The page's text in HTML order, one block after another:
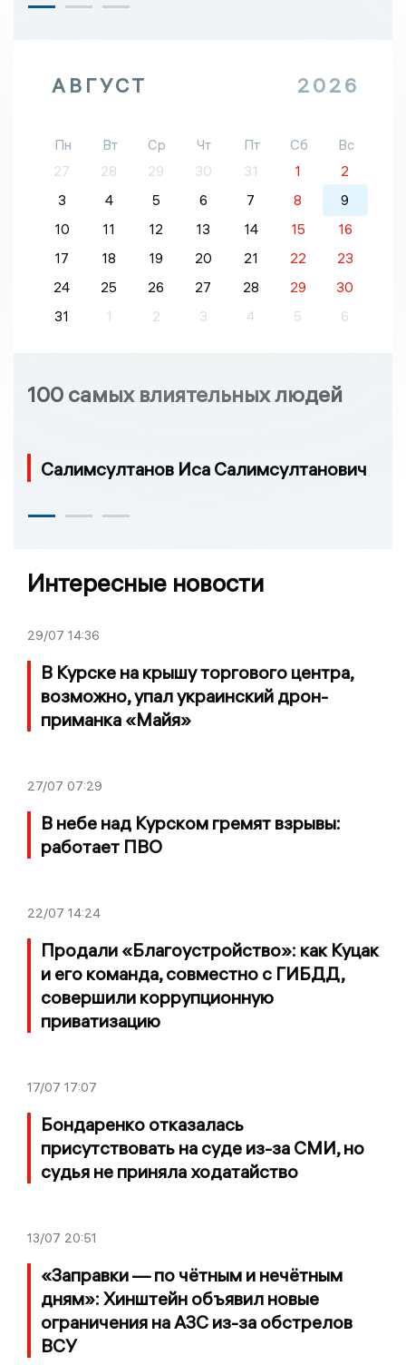
АВГУСТ 2026
Пн Вт Ср Чт Пт Сб
Вс
27
28 29 30 31 1
2
3
4 5 6 7 8
9
10
11 12 13 14 15
16
17
18 19 20 21 22
23
24
25 26 27 28 29
30
31
1 2 3 4 5 6
100 самых влиятельных людей
Салимсултанов Иса Салимсултанович
Интересные новости
29/07 14:36
В Курске на крышу торгового центра,
возможно, упал украинский дрон-
приманка «Майя»
27/07 07:29
В небе над Курском гремят взрывы:
работает ПВО
22/07 14:24
Продали «Благоустройство»: как Куцак
и его команда, совместно с ГИБДД,
совершили коррупционную
приватизацию
17/07 17:07
Бондаренко отказалась
присутствовать на суде из-за СМИ, но
судья не приняла ходатайство
13/07 20:51
«Заправки — по чётным и нечётным
дням»: Хинштейн объявил новые
ограничения на АЗС из-за обстрелов
ВСУ